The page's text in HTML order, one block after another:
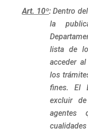
Art. 10º:Dentro
la
lista de
acceder
los
fines. El
excluir
agentes